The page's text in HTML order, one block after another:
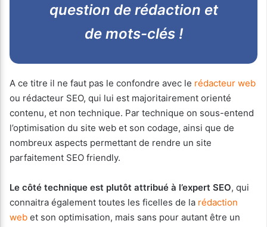
question de rédaction et
de mots-clés !
A ce titre il ne faut pas le confondre avec le rédacteur web
ou rédacteur SEO, qui lui est majoritairement orienté
contenu, et non technique. Par technique on sous-entend
l’optimisation du site web et son codage, ainsi que de
nombreux aspects permettant de rendre un site
parfaitement SEO friendly.
Le côté technique est plutôt attribué à l’expert SEO, qui
connaitra également toutes les ficelles de la rédaction
web et son optimisation, mais sans pour autant être un